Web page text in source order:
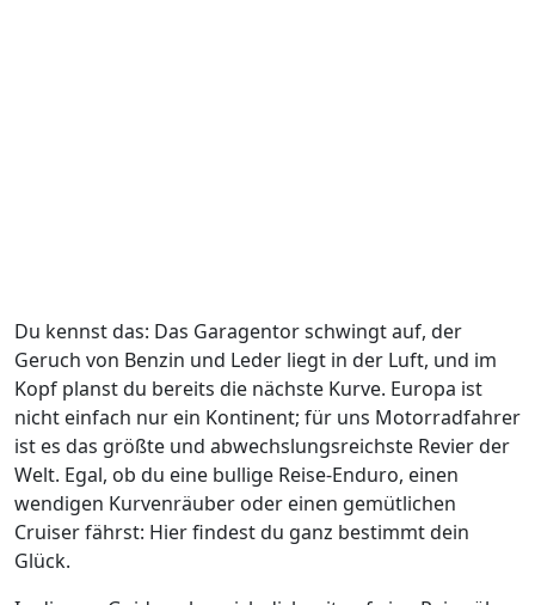
Du kennst das: Das Garagentor schwingt auf, der
Geruch von Benzin und Leder liegt in der Luft, und im
Kopf planst du bereits die nächste Kurve. Europa ist
nicht einfach nur ein Kontinent; für uns Motorradfahrer
ist es das größte und abwechslungsreichste Revier der
Welt. Egal, ob du eine bullige Reise-Enduro, einen
wendigen Kurvenräuber oder einen gemütlichen
Cruiser fährst: Hier findest du ganz bestimmt dein
Glück.